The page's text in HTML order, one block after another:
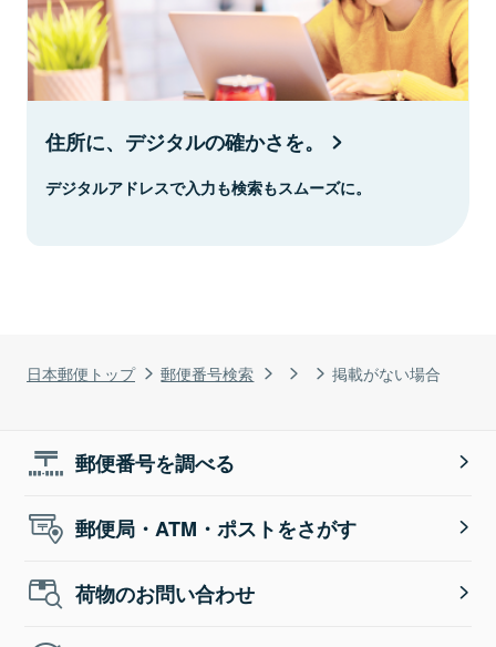
日本郵便トップ 郵便番号検索 掲載がない場合
住所に、デジタルの確かさを。
デジタルアドレスで入力も検索もスムーズに。
郵便番号を調べる
郵便局・ATM・ポストをさがす
荷物のお問い合わせ